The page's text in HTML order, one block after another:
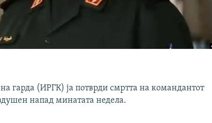
гарда (ИРГК) ја потврди смртта на командантот
напад минатата недела.